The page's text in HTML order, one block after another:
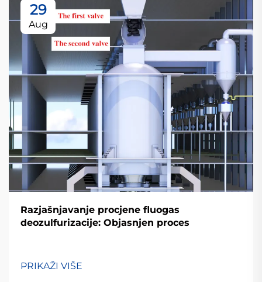
29
Aug
Razjašnjavanje procjene fluogas
deozulfurizacije: Objasnjen proces
PRIKAŽI VIŠE